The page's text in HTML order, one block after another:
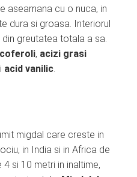
aseamana cu o nuca, in
dura si groasa. Interiorul
greutatea totala a sa.
, acizi grasi
acid vanilic.
migdal care creste in
in India si in Africa de
si 10 metri in inaltime,